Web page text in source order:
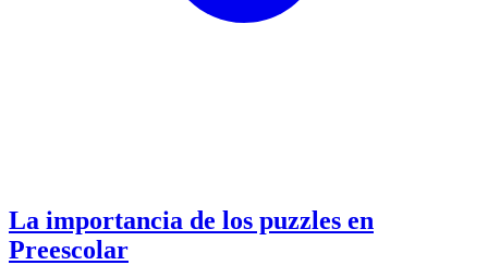
La importancia de los puzzles en
Preescolar